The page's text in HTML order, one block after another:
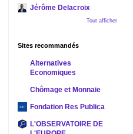
Jérôme Delacroix
Tout afficher
Sites recommandés
Alternatives
Economiques
Chômage et Monnaie
Fondation Res Publica
L'OBSERVATOIRE DE